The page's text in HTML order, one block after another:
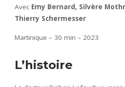
Avec Emy Bernard, Silvère
Thierry Schermesser
Martinique – 30 min – 2023
L’histoire